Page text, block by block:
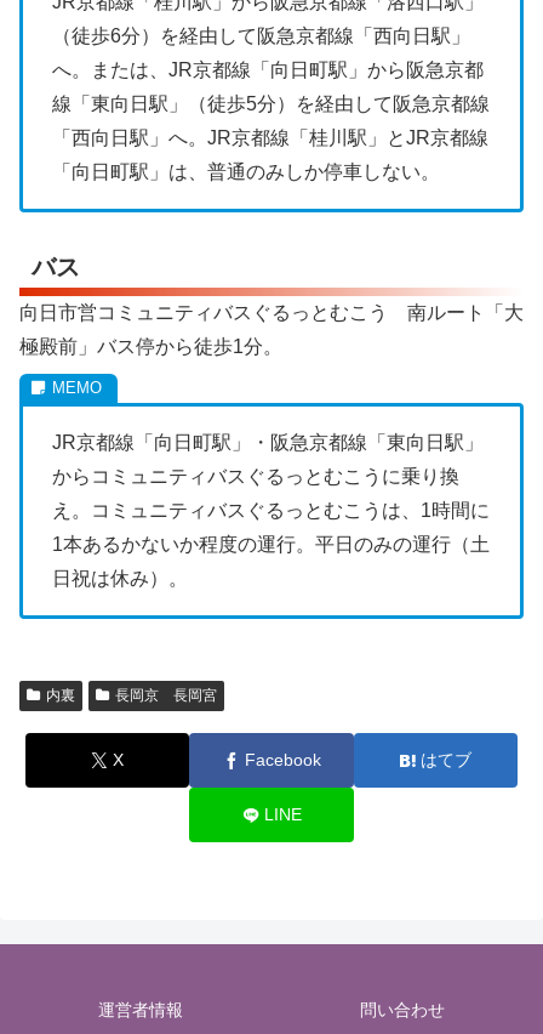
（徒歩6分）を経由して阪急京都線「西向日駅」
へ。または、JR京都線「向日町駅」から阪急京都
線「東向日駅」（徒歩5分）を経由して阪急京都線
「西向日駅」へ。JR京都線「桂川駅」とJR京都線
「向日町駅」は、普通のみしか停車しない。
バス
向日市営コミュニティバスぐるっとむこう 南ルート「大
極殿前」バス停から徒歩1分。
JR京都線「向日町駅」・阪急京都線「東向日駅」
からコミュニティバスぐるっとむこうに乗り換
え。コミュニティバスぐるっとむこうは、1時間に
1本あるかないか程度の運行。平日のみの運行（土
日祝は休み）。
内裏 長岡京 長岡宮
X Facebook はてブ
LINE
運営者情報 問い合わせ